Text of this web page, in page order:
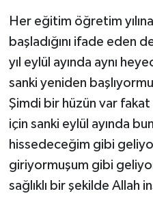
Her eğitim öğretim
başladığını ifade eden
yıl eylül ayında aynı
sanki yeniden
Şimdi bir hüzün var
için sanki eylül ayında
hissedeceğim gibi
giriyormuşum gibi
sağlıklı bir şekilde Allah